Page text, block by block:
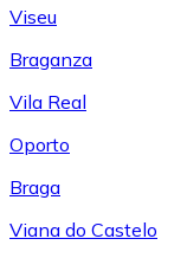
Viseu
Braganza
Vila Real
Oporto
Braga
Viana do Castelo